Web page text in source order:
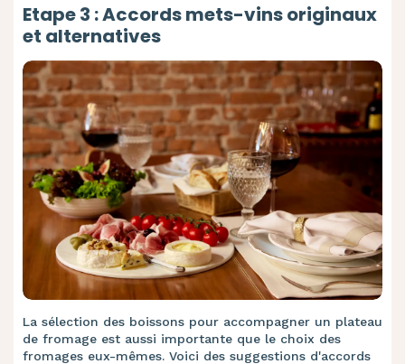
Etape 3 : Accords mets-vins originaux
et alternatives
La sélection des boissons pour accompagner un plateau
de fromage est aussi importante que le choix des
fromages eux-mêmes. Voici des suggestions d'accords